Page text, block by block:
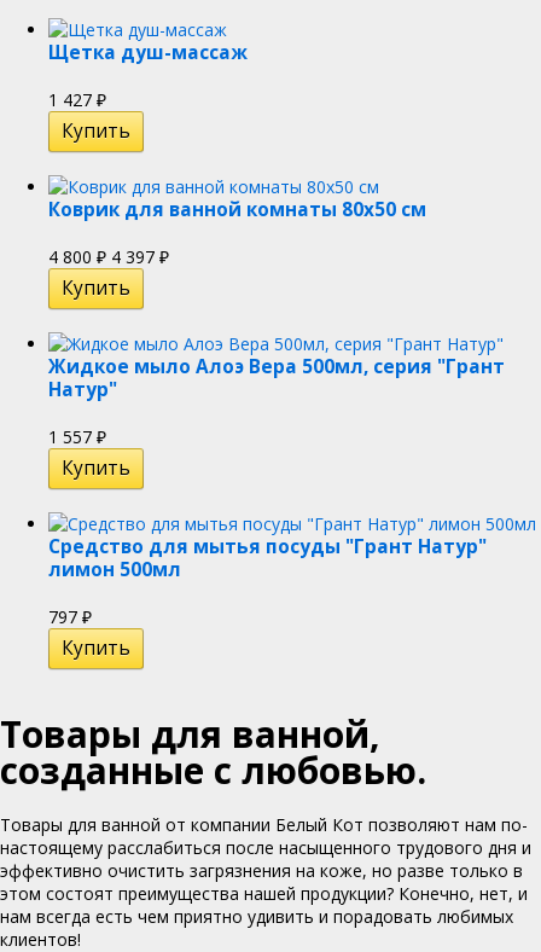
Щетка душ-массаж
1 427 ₽
Коврик для ванной комнаты 80х50 см
4 800 ₽ 4 397 ₽
Жидкое мыло Алоэ Вера 500мл, серия "Грант
Натур"
1 557 ₽
Средство для мытья посуды "Грант Натур"
лимон 500мл
797 ₽
Товары для ванной,
созданные с любовью.
Товары для ванной от компании Белый Кот позволяют нам по-
настоящему расслабиться после насыщенного трудового дня и
эффективно очистить загрязнения на коже, но разве только в
этом состоят преимущества нашей продукции? Конечно, нет, и
нам всегда есть чем приятно удивить и порадовать любимых
клиентов!